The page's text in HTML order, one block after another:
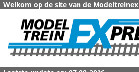
Welkom op de site van de